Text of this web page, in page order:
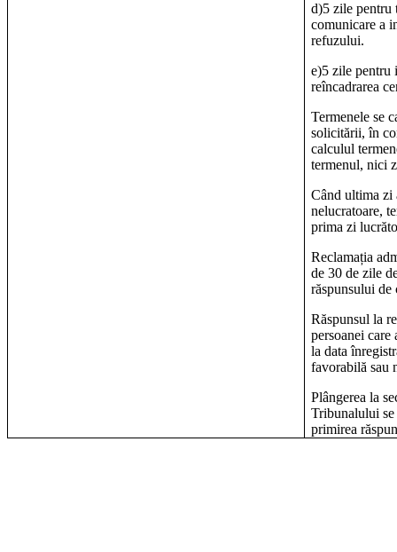
d)5 zile pentru
comunicare a
refuzului.
e)5 zile pentru
reîncadrarea
Termenele se
solicitării, în
calculul
termenul, nici
Când ultima zi
nelucratoare,
prima zi
Reclamația
de 30 de zile
răspunsului de
Răspunsul la
persoanei
la data
favorabilă sau
Plângerea la
Tribunalului
primirea